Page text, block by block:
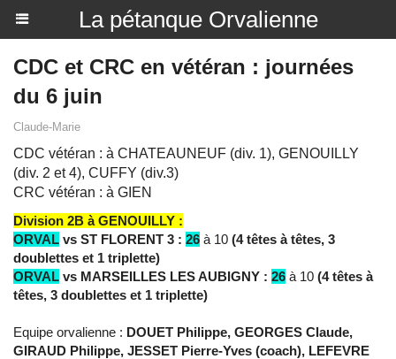
La pétanque Orvalienne
CDC et CRC en vétéran : journées
du 6 juin
Claude-Marie
CDC vétéran : à CHATEAUNEUF (div. 1), GENOUILLY
(div. 2 et 4), CUFFY (div.3)
CRC vétéran : à GIEN
Division 2B à GENOUILLY :
ORVAL vs ST FLORENT 3 : 26 à 10 (4 têtes à têtes, 3
doublettes et 1 triplette)
ORVAL vs MARSEILLES LES AUBIGNY : 26 à 10 (4 têtes à
têtes, 3 doublettes et 1 triplette)
Equipe orvalienne : DOUET Philippe, GEORGES Claude,
GIRAUD Philippe, JESSET Pierre-Yves (coach), LEFEVRE